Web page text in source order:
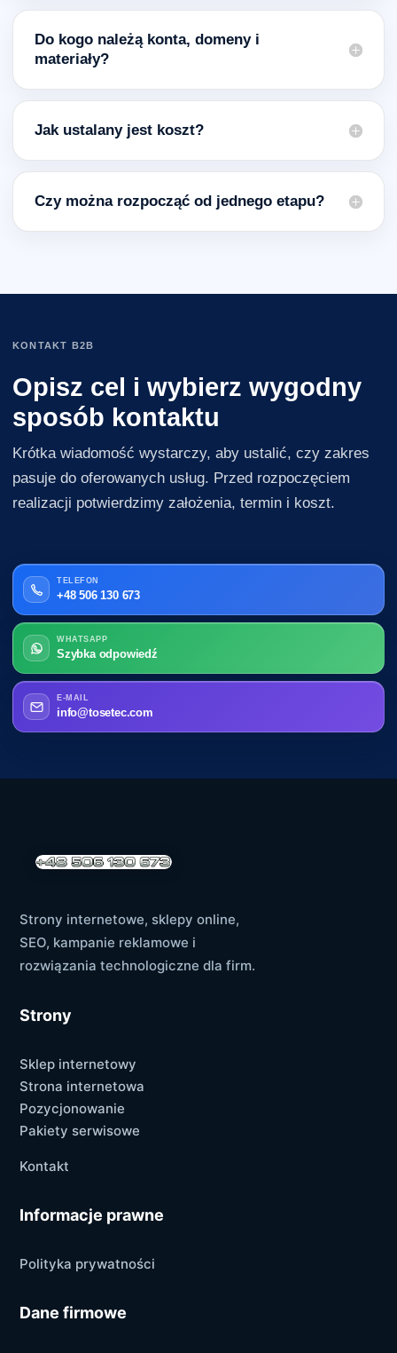
Do kogo należą konta, domeny i
materiały?
Jak ustalany jest koszt?
Czy można rozpocząć od jednego etapu?
KONTAKT B2B
Opisz cel i wybierz wygodny
sposób kontaktu
Krótka wiadomość wystarczy, aby ustalić, czy zakres
pasuje do oferowanych usług. Przed rozpoczęciem
realizacji potwierdzimy założenia, termin i koszt.
TELEFON
+48 506 130 673
WHATSAPP
Szybka odpowiedź
E-MAIL
info@tosetec.com
Strony internetowe, sklepy online,
SEO, kampanie reklamowe i
rozwiązania technologiczne dla firm.
Strony
Sklep internetowy
Strona internetowa
Pozycjonowanie
Pakiety serwisowe
Kontakt
Informacje prawne
Polityka prywatności
Dane firmowe